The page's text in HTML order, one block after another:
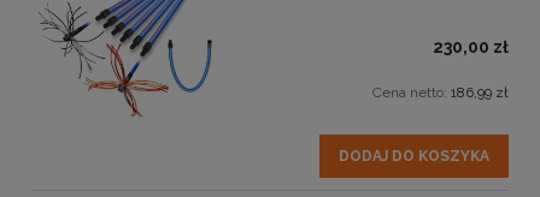
230,00 zł
Cena netto: 186,99 zł
DODAJ DO KOSZYKA